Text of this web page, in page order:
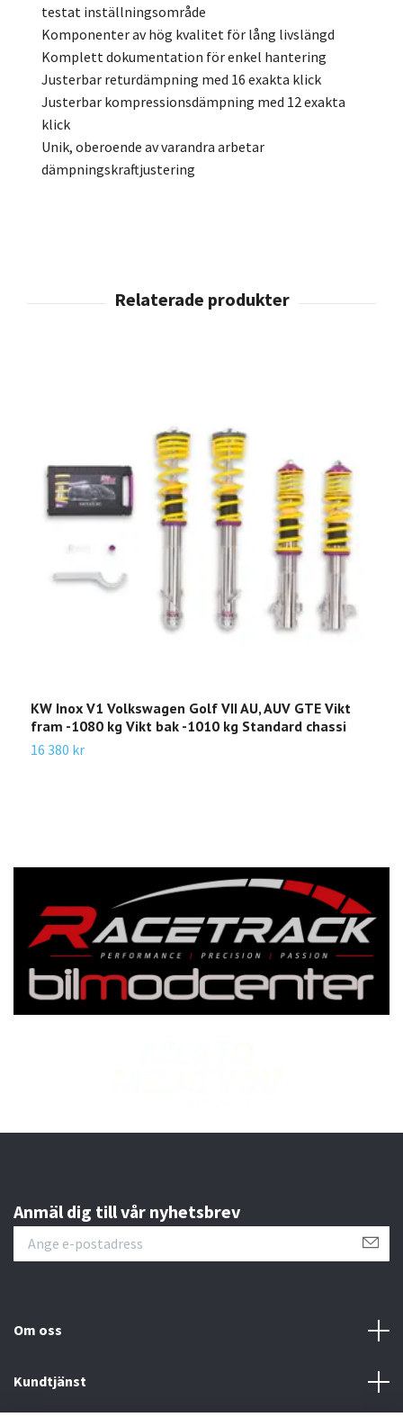
testat inställningsområde
Komponenter av hög kvalitet för lång livslängd
Komplett dokumentation för enkel hantering
Justerbar returdämpning med 16 exakta klick
Justerbar kompressionsdämpning med 12 exakta
klick
Unik, oberoende av varandra arbetar
dämpningskraftjustering
KW Inox V1 Volkswagen Golf VII AU, AUV GTE Vikt
fram -1080 kg Vikt bak -1010 kg Standard chassi
16 380 kr
Anmäl dig till vår nyhetsbrev
Om oss
Kundtjänst